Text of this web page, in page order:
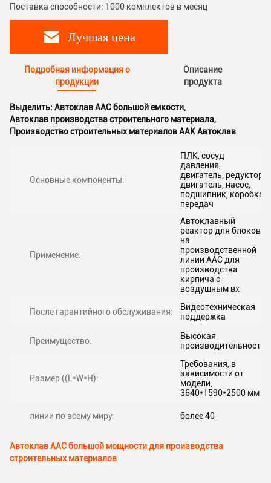
Поставка способности: 1000 комплектов в месяц
Лучшая цена
Подробная информация о
продукции
Описание
продукта
Выделить: Автоклав AAC большой емкости,
Автоклав производства строительного материала,
Производство строительных материалов ААК Автоклав
Основные компоненты:
ПЛК, сосуд
давления,
двигатель, редуктор,
двигатель, насос,
подшипник, коробка
передач
Применение:
Автоклавный
реактор для блоков
на
производственной
линии AAC для
производства
кирпича с
воздушным вх
После гарантийного обслуживания:
Видеотехническая
поддержка
Преимущество:
Высокая
производительность
Размер ((L*W*H):
Требования, в
зависимости от
модели,
3640*1590*2500 мм
линии по всему миру: более 40
Автоклав AAC большой мощности для производства
строительных материалов